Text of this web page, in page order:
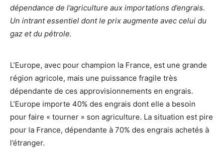
dépendance de l’agriculture aux importations d’engrais.
Un intrant essentiel dont le prix augmente avec celui du
gaz et du pétrole.
L’Europe, avec pour champion la France, est une grande
région agricole, mais une puissance fragile très
dépendante de ces approvisionnements en engrais.
L’Europe importe 40% des engrais dont elle a besoin
pour faire « tourner » son agriculture. La situation est pire
pour la France, dépendante à 70% des engrais achetés à
l’étranger.